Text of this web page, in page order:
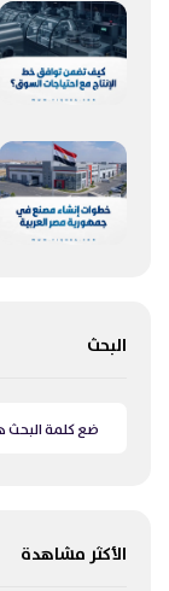
البحث
الأكثر مشاهدة